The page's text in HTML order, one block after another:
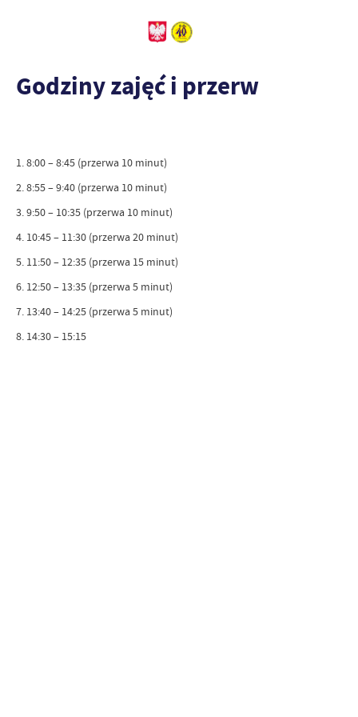
Godziny zajęć i przerw
1. 8:00 – 8:45 (przerwa 10 minut)
2. 8:55 – 9:40 (przerwa 10 minut)
3. 9:50 – 10:35 (przerwa 10 minut)
4. 10:45 – 11:30 (przerwa 20 minut)
5. 11:50 – 12:35 (przerwa 15 minut)
6. 12:50 – 13:35 (przerwa 5 minut)
7. 13:40 – 14:25 (przerwa 5 minut)
8. 14:30 – 15:15